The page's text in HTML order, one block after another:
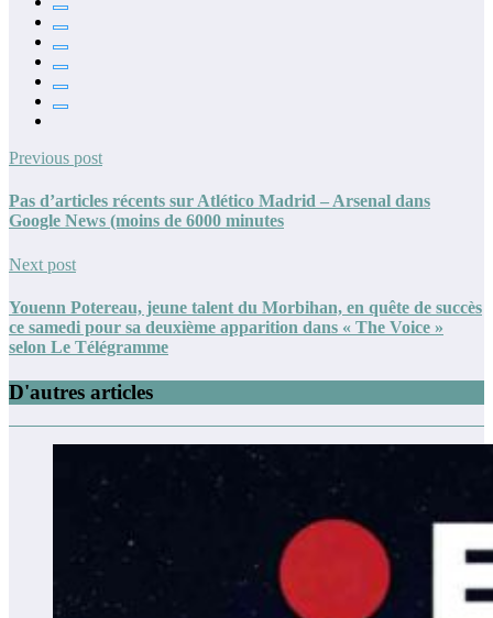
Previous post
Pas d’articles récents sur Atlético Madrid – Arsenal dans
Google News (moins de 6000 minutes
Next post
Youenn Potereau, jeune talent du Morbihan, en quête de succès
ce samedi pour sa deuxième apparition dans « The Voice »
selon Le Télégramme
D'autres articles